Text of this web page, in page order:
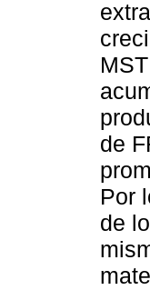
de
Por
de